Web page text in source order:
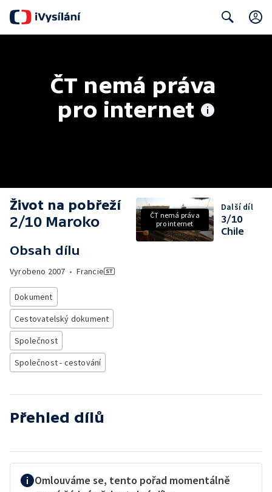
ČT nemá práva
pro internet
Život na pobřeží
2/10 Maroko
Obsah dílu
Vyrobeno 2007 • Francie
Dokument
Cestovatelský dokument
Společnost
Společnost - cestování
ČT nemá práva
pro internet
Další díl
3/10
Chile
Přehled dílů
Omlouváme se, tento pořad momentálně